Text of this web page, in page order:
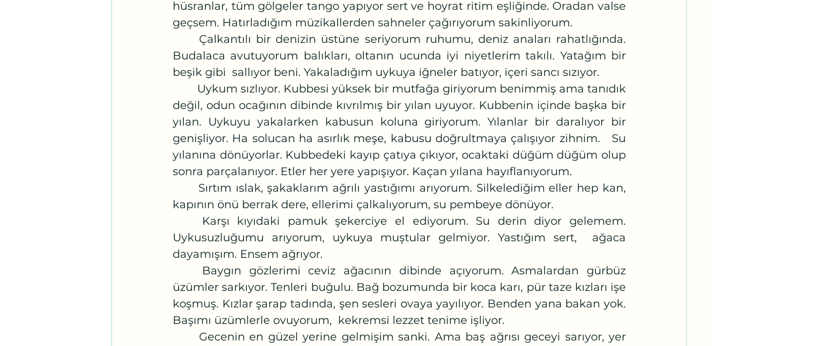
hüsranlar, tüm gölgeler tango yapıyor sert ve hoyrat ritim eşliğinde. Oradan valse
geçsem. Hatırladığım müzikallerden sahneler çağırıyorum sakinliyorum.
Budalaca avutuyorum balıkları, oltanın ucunda iyi niyetlerim takılı. Yatağım bir
beşik gibi  sallıyor beni. Yakaladığım uykuya iğneler batıyor, içeri sancı sızıyor.
değil, odun ocağının dibinde kıvrılmış bir yılan uyuyor. Kubbenin içinde başka bir
yılan. Uykuyu yakalarken kabusun koluna giriyorum. Yılanlar bir daralıyor bir
genişliyor. Ha solucan ha asırlık meşe, kabusu doğrultmaya çalışıyor zihnim.   Su
yılanına dönüyorlar. Kubbedeki kayıp çatıya çıkıyor, ocaktaki düğüm düğüm olup
sonra parçalanıyor. Etler her yere yapışıyor. Kaçan yılana hayıflanıyorum.
kapının önü berrak dere, ellerimi çalkalıyorum, su pembeye dönüyor.
Uykusuzluğumu arıyorum, uykuya muştular gelmiyor. Yastığım sert,  ağaca
dayamışım. Ensem ağrıyor.
üzümler sarkıyor. Tenleri buğulu. Bağ bozumunda bir koca karı, pür taze kızları işe
koşmuş. Kızlar şarap tadında, şen sesleri ovaya yayılıyor. Benden yana bakan yok.
Başımı üzümlerle ovuyorum,  kekremsi lezzet tenime işliyor.